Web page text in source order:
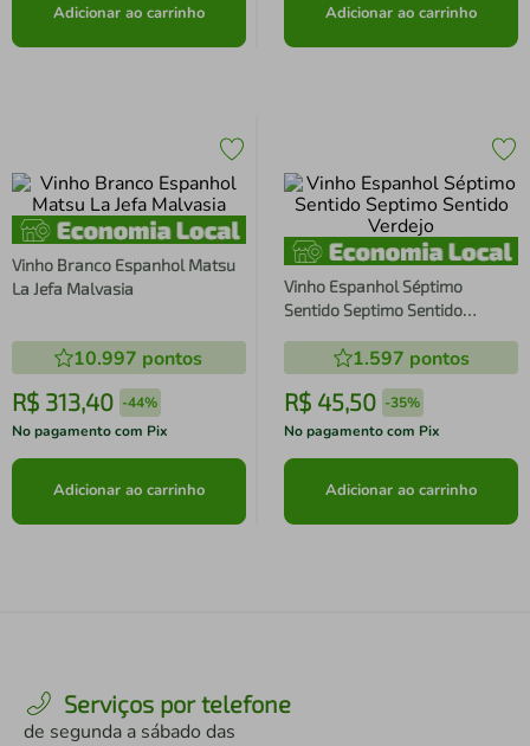
Adicionar ao carrinho Adicionar ao carrinho
Vinho Branco Espanhol Matsu
La Jefa Malvasia
10.997 pontos
R$ 313,40 -44%
No pagamento com Pix
Adicionar ao carrinho
Vinho Espanhol Séptimo
Sentido Septimo Sentido
1.597 pontos
R$ 45,50 -35%
No pagamento com Pix
Adicionar ao carrinho
Serviços por telefone
de segunda a sábado das